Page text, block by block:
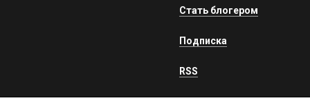
Стать блогером
Подписка
RSS